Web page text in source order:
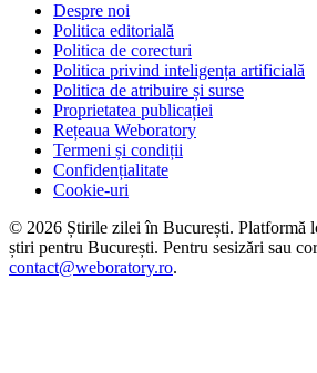
Despre noi
Politica editorială
Politica de corecturi
Politica privind inteligența artificială
Politica de atribuire și surse
Proprietatea publicației
Rețeaua Weboratory
Termeni și condiții
Confidențialitate
Cookie-uri
© 2026 Știrile zilei în București. Platformă
știri pentru București. Pentru sesizări sau
contact@weboratory.ro.